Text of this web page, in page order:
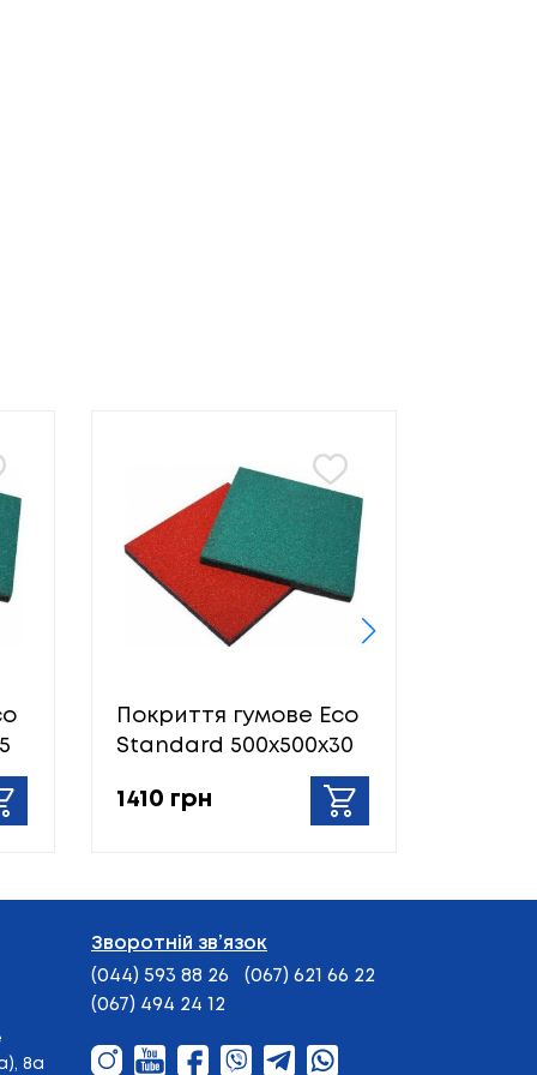
Покриття гумове Eco
Standard 500х500х30
1410 грн
8а
Зворотній зв’язок
(044) 593 88 26
(067) 621 66 22
(067) 494 24 12